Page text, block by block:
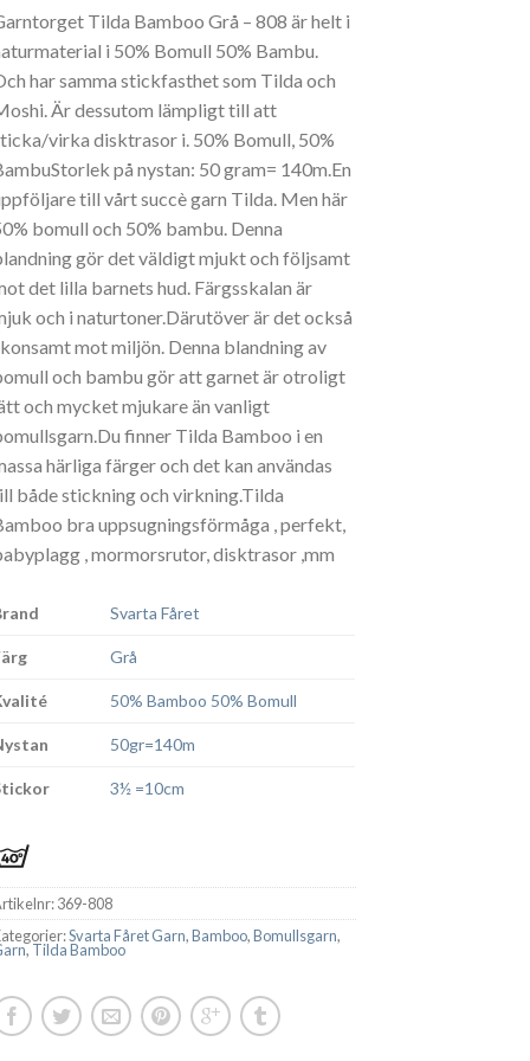
Tilda Bamboo Grå – 808 är helt i
i 50% Bomull 50% Bambu.
har samma stickfasthet som Tilda och
Är dessutom lämpligt till att
virka disktrasor i. 50% Bomull, 50%
på nystan: 50 gram= 140m.En
till vårt succè garn Tilda. Men här
bomull och 50% bambu. Denna
gör det väldigt mjukt och följsamt
det lilla barnets hud. Färgsskalan är
och i naturtoner.Därutöver är det också
mot miljön. Denna blandning av
och bambu gör att garnet är otroligt
och mycket mjukare än vanligt
finner Tilda Bamboo i en
härliga färger och det kan användas
både stickning och virkning.Tilda
bra uppsugningsförmåga , perfekt,
, mormorsrutor, disktrasor ,mm
Svarta Fåret
Grå
50% Bamboo 50% Bomull
50gr=140m
3½ =10cm
369-808
Svarta Fåret Garn,Bamboo,Bomullsgarn,
,Tilda Bamboo